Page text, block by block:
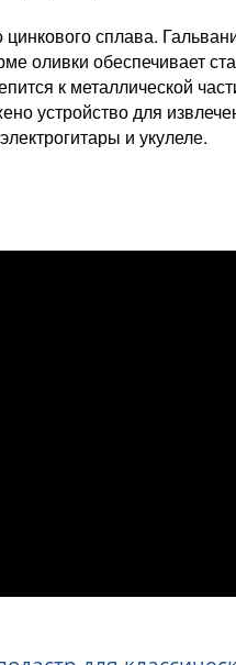
цинкового сплава.
оливки обеспечивает
к металлической
устройство для
и укулеле.